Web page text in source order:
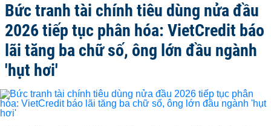
Bức tranh tài chính tiêu dùng nửa đầu
2026 tiếp tục phân hóa: VietCredit báo
lãi tăng ba chữ số, ông lớn đầu ngành
'hụt hơi'